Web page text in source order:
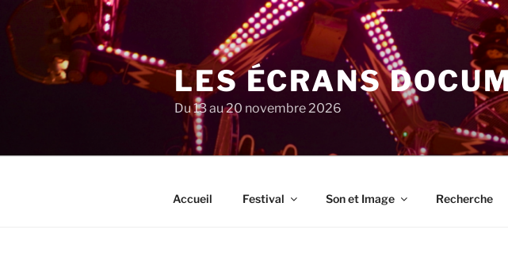
au
contenu
principal
LES ÉCRANS
Du 13 au 20 novembre 2026
Accueil Festival Son et Image Recherche